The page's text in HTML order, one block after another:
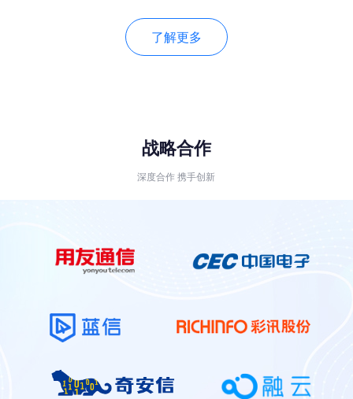
了解更多
战略合作
深度合作 携手创新